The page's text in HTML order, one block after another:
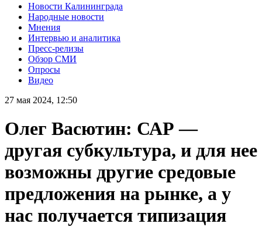
Новости Калининграда
Народные новости
Мнения
Интервью и аналитика
Пресс-релизы
Обзор СМИ
Опросы
Видео
27 мая 2024, 12:50
Олег Васютин: САР —
другая субкультура, и для нее
возможны другие средовые
предложения на рынке, а у
нас получается типизация